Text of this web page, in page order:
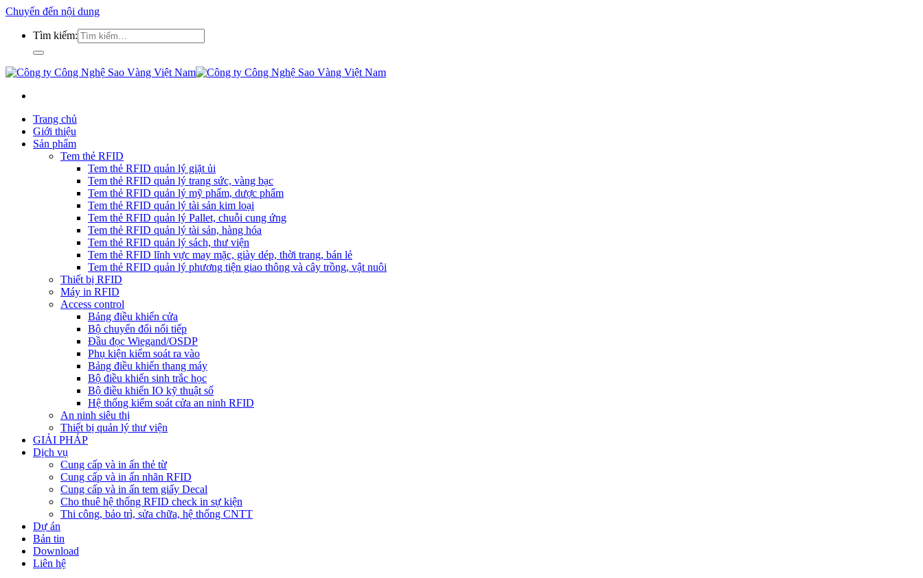
Chuyển đến nội dung
Tìm kiếm:
Trang chủ
Giới thiệu
Sản phẩm
Tem thẻ RFID
Tem thẻ RFID quản lý giặt ủi
Tem thẻ RFID quản lý trang sức, vàng bạc
Tem thẻ RFID quản lý mỹ phẩm, dược phẩm
Tem thẻ RFID quản lý tài sản kim loại
Tem thẻ RFID quản lý Pallet, chuỗi cung ứng
Tem thẻ RFID quản lý tài sản, hàng hóa
Tem thẻ RFID quản lý sách, thư viện
Tem thẻ RFID lĩnh vực may mặc, giày dép, thời trang, bán lẻ
Tem thẻ RFID quản lý phương tiện giao thông và cây trồng, vật nuôi
Thiết bị RFID
Máy in RFID
Access control
Bảng điều khiển cửa
Bộ chuyển đổi nối tiếp
Đầu đọc Wiegand/OSDP
Phụ kiện kiểm soát ra vào
Bảng điều khiển thang máy
Bộ điều khiển sinh trắc học
Bộ điều khiển IO kỹ thuật số
Hệ thống kiểm soát cửa an ninh RFID
An ninh siêu thị
Thiết bị quản lý thư viện
GIẢI PHÁP
Dịch vụ
Cung cấp và in ấn thẻ từ
Cung cấp và in ấn nhãn RFID
Cung cấp và in ấn tem giấy Decal
Cho thuê hệ thống RFID check in sự kiện
Thi công, bảo trì, sửa chữa, hệ thống CNTT
Dự án
Bản tin
Download
Liên hệ